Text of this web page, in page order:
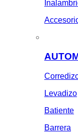
Levadizo
Batiente
Barrera